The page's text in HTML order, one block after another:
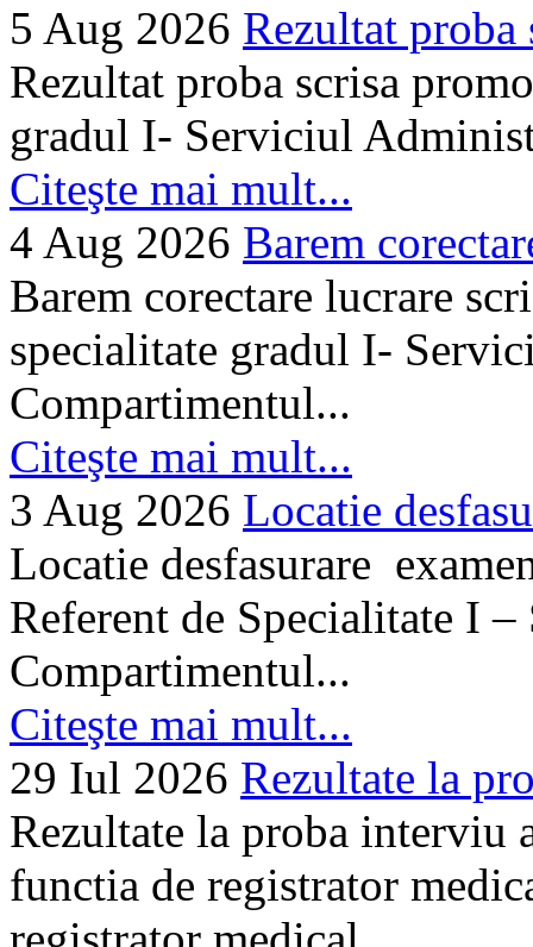
5 Aug 2026 Rezultat proba
Rezultat proba scrisa
gradul I- Serviciul
Citeşte mai mult...
4 Aug 2026 Barem
Barem corectare lucrare
specialitate gradul I-
Compartimentul...
Citeşte mai mult...
3 Aug 2026 Locatie
Locatie desfasurare
Referent de Specialitate I
Compartimentul...
Citeşte mai mult...
29 Iul 2026 Rezultate la
Rezultate la proba interviu
functia de registrator